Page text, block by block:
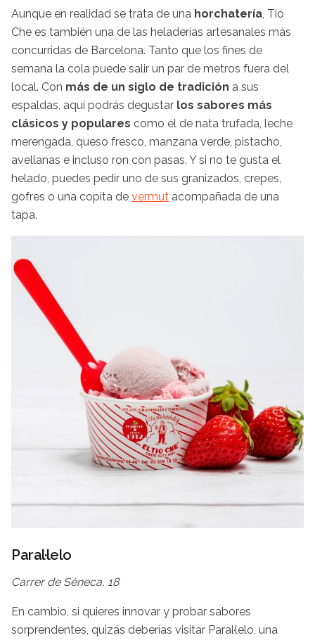
Aunque en realidad se trata de una horchatería, Tio
Che es también una de las heladerías artesanales más
concurridas de Barcelona. Tanto que los fines de
semana la cola puede salir un par de metros fuera del
local. Con más de un siglo de tradición a sus
espaldas, aquí podrás degustar los sabores más
clásicos y populares como el de nata trufada, leche
merengada, queso fresco, manzana verde, pistacho,
avellanas e incluso ron con pasas. Y si no te gusta el
helado, puedes pedir uno de sus granizados, crepes,
gofres o una copita de vermut acompañada de una
tapa.
Paral·lelo
Carrer de Sèneca, 18
En cambio, si quieres innovar y probar sabores
sorprendentes, quizás deberías visitar Paral·lelo, una